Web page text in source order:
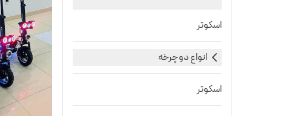
اسکوتر
انواع دوچرخه
اسکوتر